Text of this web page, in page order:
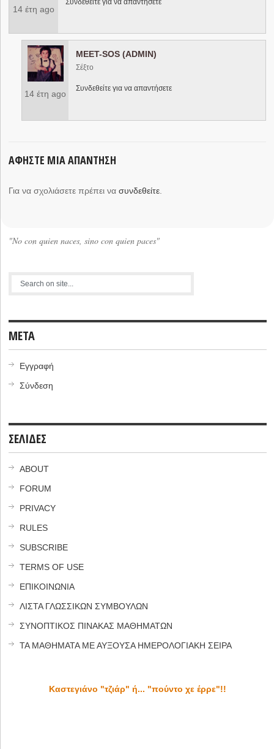
14 έτη ago
14 έτη ago
MEET-SOS (ADMIN)
Σέξτο
Συνδεθείτε για να απαντήσετε
ΑΦΉΣΤΕ ΜΙΑ ΑΠΆΝΤΗΣΗ
Για να σχολιάσετε πρέπει νασυνδεθείτε
"No con quien naces, sino con quien paces"
META
Εγγραφή
Σύνδεση
ΣΕΛΙΔΕΣ
ABOUT
FORUM
PRIVACY
RULES
SUBSCRIBE
TERMS OF USE
ΕΠΙΚΟΙΝΩΝΙΑ
ΛΙΣΤΑ ΓΛΩΣΣΙΚΩΝ ΣΥΜΒΟΥΛΩΝ
ΣΥΝΟΠΤΙΚΟΣ ΠΙΝΑΚΑΣ ΜΑΘΗΜΑΤΩΝ
ΤΑ ΜΑΘΗΜΑΤΑ ΜΕ ΑΥΞΟΥΣΑ ΗΜΕΡΟΛΟΓΙΑΚΗ ΣΕΙΡΑ
Καστεγιάνο "τζιάρ" ή... "πούντο χε έρρε"!!